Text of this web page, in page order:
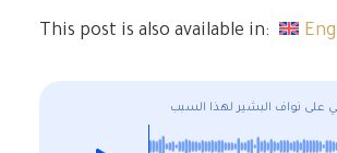
This post is also available in: